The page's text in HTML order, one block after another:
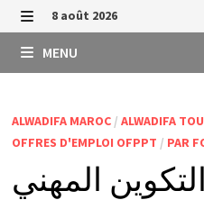
Passer
au
contenu
MENU
8 août 2026
MENU
ALWADIFA MAROC/ ALWADIFA
OFFRES D'EMPLOI OFPPT / PAR
المهني